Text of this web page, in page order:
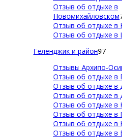
Отзыв об отдыхе в
Новомихайловском
Отзыв об отдыхе в
Отзыв об отдыхе в
Геленджик и район97
Отзывы Архипо-
Отзыв об отдыхе в
Отзыв об отдыхе в
Отзыв об отдыхе в
Отзыв об отдыхе в
Отзыв об отдыхе в
Отзыв об отдыхе в
Отзыв об отдыхе в